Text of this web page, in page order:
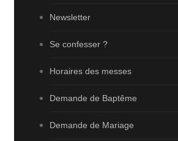
Newsletter
Se confesser ?
Horaires des messes
Demande de Baptême
Demande de Mariage